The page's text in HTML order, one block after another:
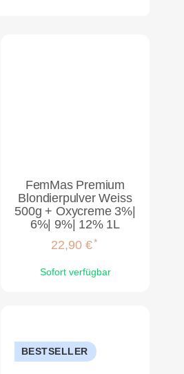
FemMas Premium
Blondierpulver Weiss
500g + Oxycreme 3%|
6%| 9%| 12% 1L
22,90 €*
Sofort verfügbar
BESTSELLER